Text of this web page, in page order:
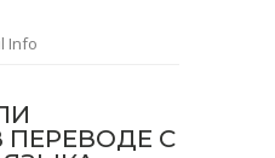
Info
ПЕРЕВОДЕ С